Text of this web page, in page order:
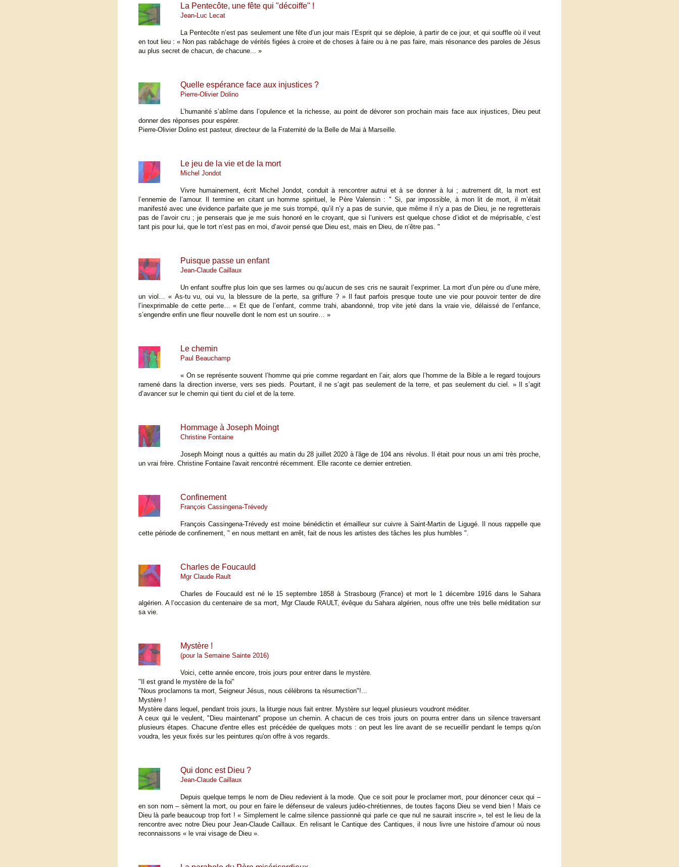
La Pentecôte, une fête qui "décoiffe" !
Jean-Luc Lecat
La Pentecôte n’est pas seulement une fête d’un jour mais l’Esprit qui se déploie, à partir de ce jour, et qui souffle où il veut
en tout lieu : « Non pas rabâchage de vérités figées à croire et de choses à faire ou à ne pas faire, mais résonance des paroles de Jésus
au plus secret de chacun, de chacune... »
Quelle espérance face aux injustices ?
Pierre-Olivier Dolino
L’humanité s’abîme dans l’opulence et la richesse, au point de dévorer son prochain mais face aux injustices, Dieu peut
donner des réponses pour espérer.
Pierre-Olivier Dolino est pasteur, directeur de la Fraternité de la Belle de Mai à Marseille.
Le jeu de la vie et de la mort
Michel Jondot
Vivre humainement, écrit Michel Jondot, conduit à rencontrer autrui et à se donner à lui ; autrement dit, la mort est
l’ennemie de l’amour. Il termine en citant un homme spirituel, le Père Valensin : " Si, par impossible, à mon lit de mort, il m’était
manifesté avec une évidence parfaite que je me suis trompé, qu’il n’y a pas de survie, que même il n’y a pas de Dieu, je ne regretterais
pas de l’avoir cru ; je penserais que je me suis honoré en le croyant, que si l’univers est quelque chose d’idiot et de méprisable, c’est
tant pis pour lui, que le tort n’est pas en moi, d’avoir pensé que Dieu est, mais en Dieu, de n’être pas. "
Puisque passe un enfant
Jean-Claude Caillaux
Un enfant souffre plus loin que ses larmes ou qu’aucun de ses cris ne saurait l’exprimer. La mort d’un père ou d’une mère,
un viol… « As-tu vu, oui vu, la blessure de la perte, sa griffure ? » Il faut parfois presque toute une vie pour pouvoir tenter de dire
l’inexprimable de cette perte… « Et que de l’enfant, comme trahi, abandonné, trop vite jeté dans la vraie vie, délaissé de l’enfance,
s’engendre enfin une fleur nouvelle dont le nom est un sourire… »
Le chemin
Paul Beauchamp
« On se représente souvent l’homme qui prie comme regardant en l’air, alors que l’homme de la Bible a le regard toujours
ramené dans la direction inverse, vers ses pieds. Pourtant, il ne s’agit pas seulement de la terre, et pas seulement du ciel. » Il s’agit
d’avancer sur le chemin qui tient du ciel et de la terre.
Hommage à Joseph Moingt
Christine Fontaine
Joseph Moingt nous a quittés au matin du 28 juillet 2020 à l'âge de 104 ans révolus. Il était pour nous un ami très proche,
un vrai frère. Christine Fontaine l'avait rencontré récemment. Elle raconte ce dernier entretien.
Confinement
François Cassingena-Trévedy
François Cassingena-Trévedy est moine bénédictin et émailleur sur cuivre à Saint-Martin de Ligugé. Il nous rappelle que
cette période de confinement, " en nous mettant en arrêt, fait de nous les artistes des tâches les plus humbles ".
Charles de Foucauld
Mgr Claude Rault
Charles de Foucauld est né le 15 septembre 1858 à Strasbourg (France) et mort le 1 décembre 1916 dans le Sahara
algérien. A l’occasion du centenaire de sa mort, Mgr Claude RAULT, évêque du Sahara algérien, nous offre une très belle méditation sur
sa vie.
Mystère !
(pour la Semaine Sainte 2016)
Voici, cette année encore, trois jours pour entrer dans le mystère.
"Il est grand le mystère de la foi"
"Nous proclamons ta mort, Seigneur Jésus, nous célébrons ta résurrection"!...
Mystère !
Mystère dans lequel, pendant trois jours, la liturgie nous fait entrer. Mystère sur lequel plusieurs voudront méditer.
A ceux qui le veulent, "Dieu maintenant" propose un chemin. A chacun de ces trois jours on pourra entrer dans un silence traversant
plusieurs étapes. Chacune d'entre elles est précédée de quelques mots : on peut les lire avant de se recueillir pendant le temps qu'on
voudra, les yeux fixés sur les peintures qu'on offre à vos regards.
Qui donc est Dieu ?
Jean-Claude Caillaux
Depuis quelque temps le nom de Dieu redevient à la mode. Que ce soit pour le proclamer mort, pour dénoncer ceux qui –
en son nom – sèment la mort, ou pour en faire le défenseur de valeurs judéo-chrétiennes, de toutes façons Dieu se vend bien ! Mais ce
Dieu là parle beaucoup trop fort ! « Simplement le calme silence passionné qui parle ce que nul ne saurait inscrire », tel est le lieu de la
rencontre avec notre Dieu pour Jean-Claude Caillaux. En relisant le Cantique des Cantiques, il nous livre une histoire d’amour où nous
reconnaissons « le vrai visage de Dieu ».